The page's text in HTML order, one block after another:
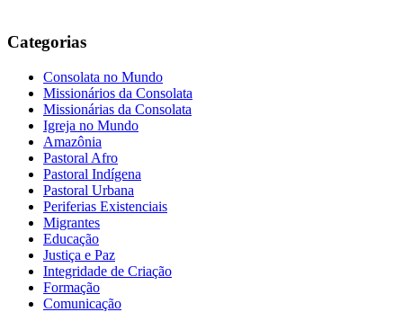
Categorias
Consolata no Mundo
Missionários da Consolata
Missionárias da Consolata
Igreja no Mundo
Amazônia
Pastoral Afro
Pastoral Indígena
Pastoral Urbana
Periferias Existenciais
Migrantes
Educação
Justiça e Paz
Integridade de Criação
Formação
Comunicação